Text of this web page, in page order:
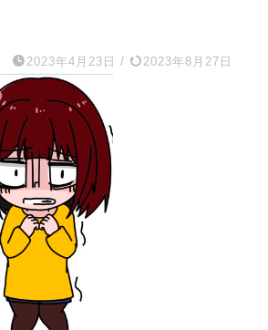
2023年4月23日 / 2023年8月27日